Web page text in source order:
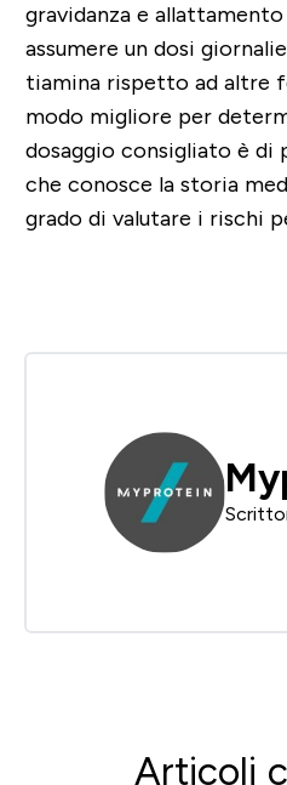
gravidanza e
assumere un dosi
tiamina rispetto ad altre
modo migliore per
dosaggio consigliato è di
che conosce la storia
grado di valutare i rischi
Articoli